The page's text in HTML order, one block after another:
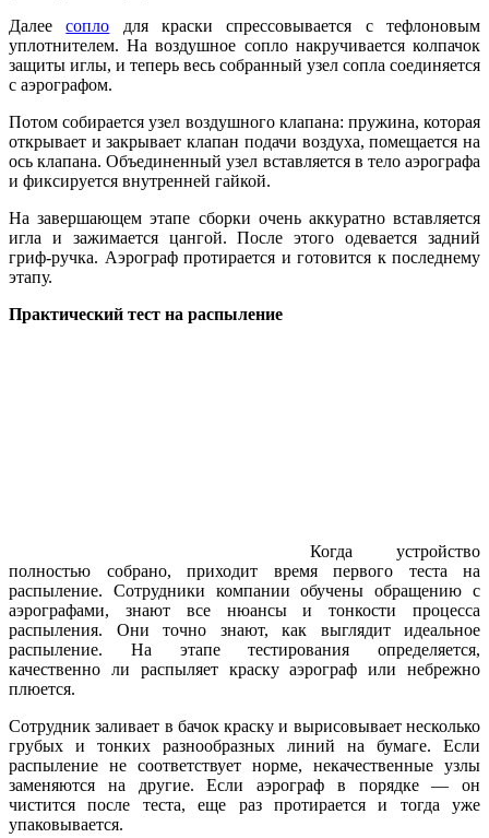
Далеесопло для краски спрессовывается с тефлоновым
уплотнителем. На воздушное сопло накручивается колпачок
защиты иглы, и теперь весь собранный узел сопла соединяется
с аэрографом.
Потом собирается узел воздушного клапана: пружина, которая
открывает и закрывает клапан подачи воздуха, помещается на
ось клапана. Объединенный узел вставляется в тело аэрографа
и фиксируется внутренней гайкой.
На завершающем этапе сборки очень аккуратно вставляется
игла и зажимается цангой. После этого одевается задний
гриф-ручка. Аэрограф протирается и готовится к последнему
этапу.
Практический тест на распыление
Когда устройство
полностью собрано, приходит время первого теста на
распыление. Сотрудники компании обучены обращению с
аэрографами, знают все нюансы и тонкости процесса
распыления. Они точно знают, как выглядит идеальное
распыление. На этапе тестирования определяется,
качественно ли распыляет краску аэрограф или небрежно
плюется.
Сотрудник заливает в бачок краску и вырисовывает несколько
грубых и тонких разнообразных линий на бумаге. Если
распыление не соответствуeт норме, некачественные узлы
заменяются на другие. Если аэрограф в порядке — он
чистится после теста, еще раз протирается и тогда уже
упаковывается.